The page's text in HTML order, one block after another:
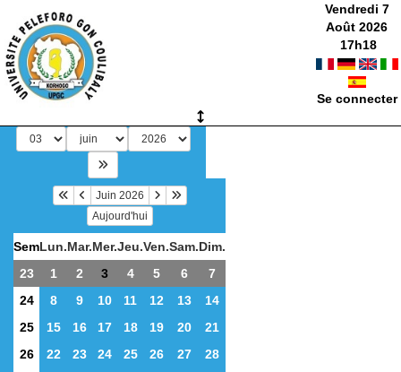
Vendredi 7
Août 2026
17h18
Se connecter
Juin 2026
Aujourd'hui
SemLun.Mar.Mer.Jeu.Ven.Sam.Dim.
23
1 2 3 4 5 6
7
24
8 9 10 11 12 13
14
25
15 16 17 18 19 20
21
26
22 23 24 25 26 27
28